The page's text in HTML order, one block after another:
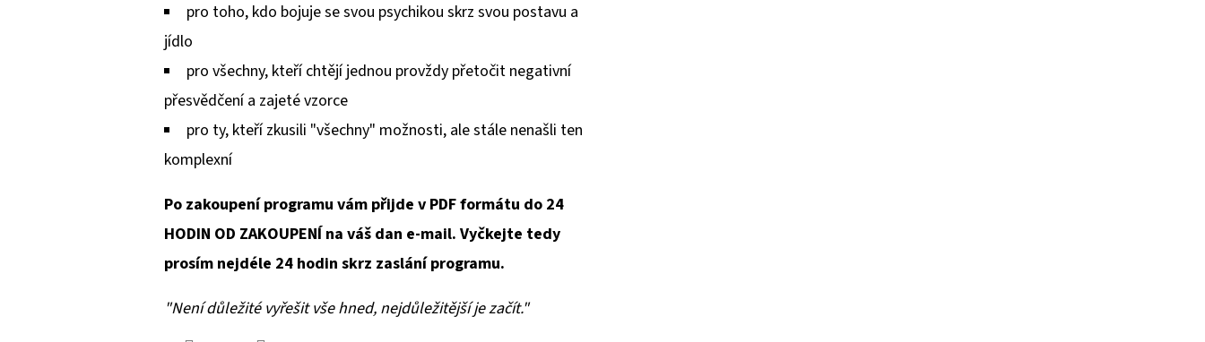
pro toho, kdo bojuje se svou psychikou skrz svou postavu a
jídlo
pro všechny, kteří chtějí jednou provždy přetočit negativní
přesvědčení a zajeté vzorce
pro ty, kteří zkusili "všechny" možnosti, ale stále nenašli ten
komplexní
Po zakoupení programu vám přijde v PDF formátu do 24
HODIN OD ZAKOUPENÍ na váš dan e-mail. Vyčkejte tedy
prosím nejdéle 24 hodin skrz zaslání programu.
"Není důležité vyřešit vše hned, nejdůležitější je začít."